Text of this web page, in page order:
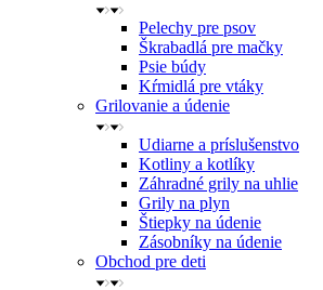
Pelechy pre psov
Škrabadlá pre mačky
Psie búdy
Kŕmidlá pre vtáky
Grilovanie a údenie
Udiarne a príslušenstvo
Kotliny a kotlíky
Záhradné grily na uhlie
Grily na plyn
Štiepky na údenie
Zásobníky na údenie
Obchod pre deti